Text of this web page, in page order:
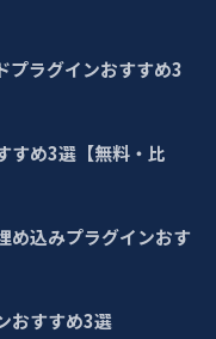
プラグインおすすめ3
すめ3選【無料・比
め込みプラグインおす
おすすめ3選